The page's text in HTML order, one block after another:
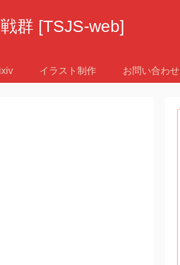
群 [TSJS-web]
イラスト制作 お問い合わせ